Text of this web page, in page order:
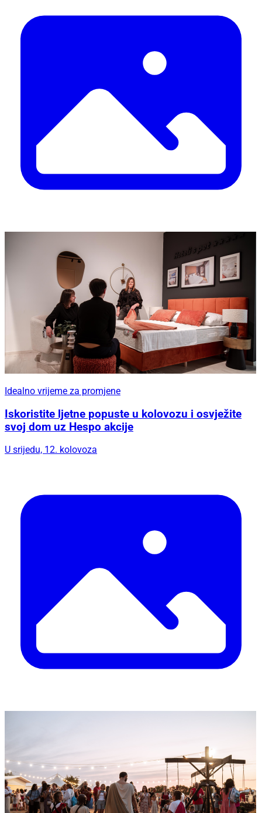
Idealno vrijeme za promjene
Iskoristite ljetne popuste u kolovozu i osvježite
svoj dom uz Hespo akcije
U srijedu, 12. kolovoza